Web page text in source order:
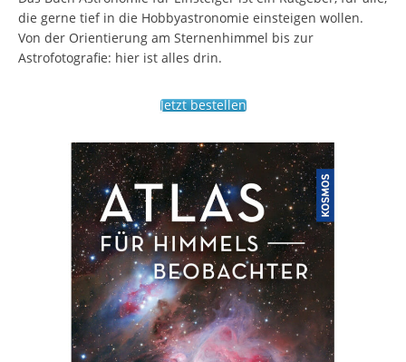
die gerne tief in die Hobbyastronomie einsteigen wollen.
Von der Orientierung am Sternenhimmel bis zur
Astrofotografie: hier ist alles drin.
Jetzt bestellen